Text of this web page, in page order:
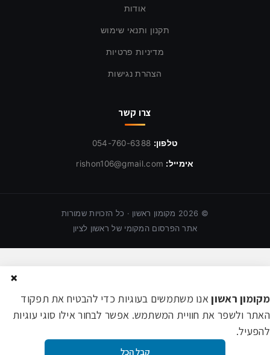
אודות
תקנון ותנאי שימוש
מדיניות פרטיות
הצהרת נגישות
צרו קשר
טלפון: 054-760-6388
אימייל: rishon106@gmail.com
©
2026 מקומון ראשון · כל הזכויות שמורות
אתר הפרסום המקומי של ראשון לציון
×
מקומון ראשוןאנו משתמשים בעוגיות כדי להבטיח את תפקוד
האתר ולשפר את חוויית המשתמש. אפשר לבחור אילו סוגי עוגיות
להפעיל.
קבל הכל